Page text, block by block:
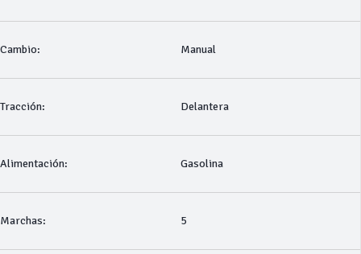
Cambio: Manual
Tracción: Delantera
Alimentación: Gasolina
Marchas: 5